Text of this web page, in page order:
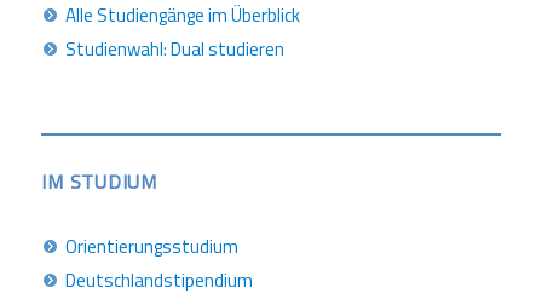
Alle Studiengänge im Überblick
Studienwahl: Dual studieren
IM STUDIUM
Orientierungsstudium
Deutschlandstipendium